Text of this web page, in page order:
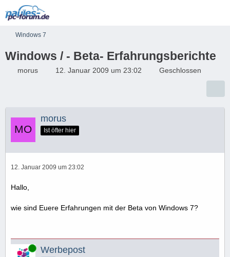
Windows 7
Windows / - Beta- Erfahrungsberichte
morus 12. Januar 2009 um 23:02 Geschlossen
morus
Ist öfter hier
12. Januar 2009 um 23:02
Hallo,
wie sind Euere Erfahrungen mit der Beta von Windows 7?
Online Werbepost